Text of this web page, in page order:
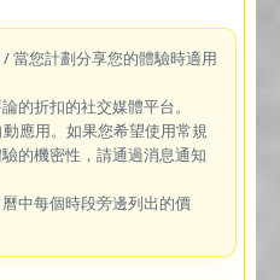
當您計劃分享您的體驗時適用
的折扣的社交媒體平台。
應用。如果您希望使用常規
的機密性，請通過消息通知
中每個時段旁邊列出的價